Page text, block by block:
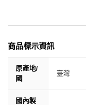
商品標示資訊
原產地/
國
臺灣
國內製